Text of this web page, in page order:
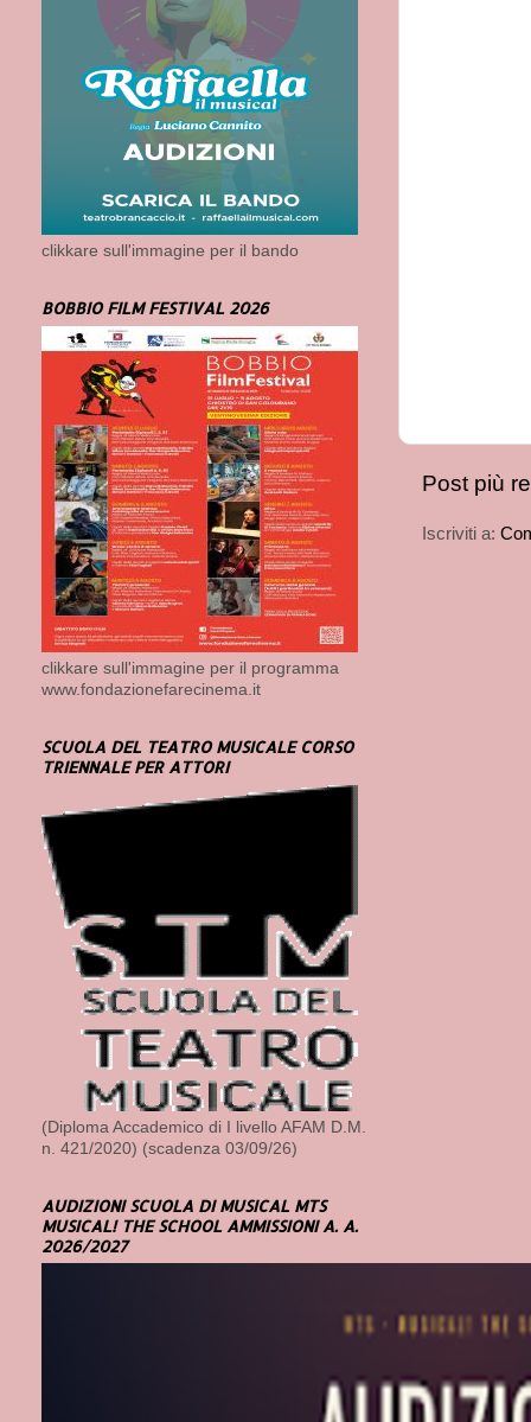
Post più
Iscriviti a:
clikkare sull'immagine per il bando
BOBBIO FILM FESTIVAL 2026
clikkare sull'immagine per il programma
www.fondazionefarecinema.it
SCUOLA DEL TEATRO MUSICALE CORSO
TRIENNALE PER ATTORI
(Diploma Accademico di I livello AFAM D.M.
n. 421/2020) (scadenza 03/09/26)
AUDIZIONI SCUOLA DI MUSICAL MTS
MUSICAL! THE SCHOOL AMMISSIONI A. A.
2026/2027